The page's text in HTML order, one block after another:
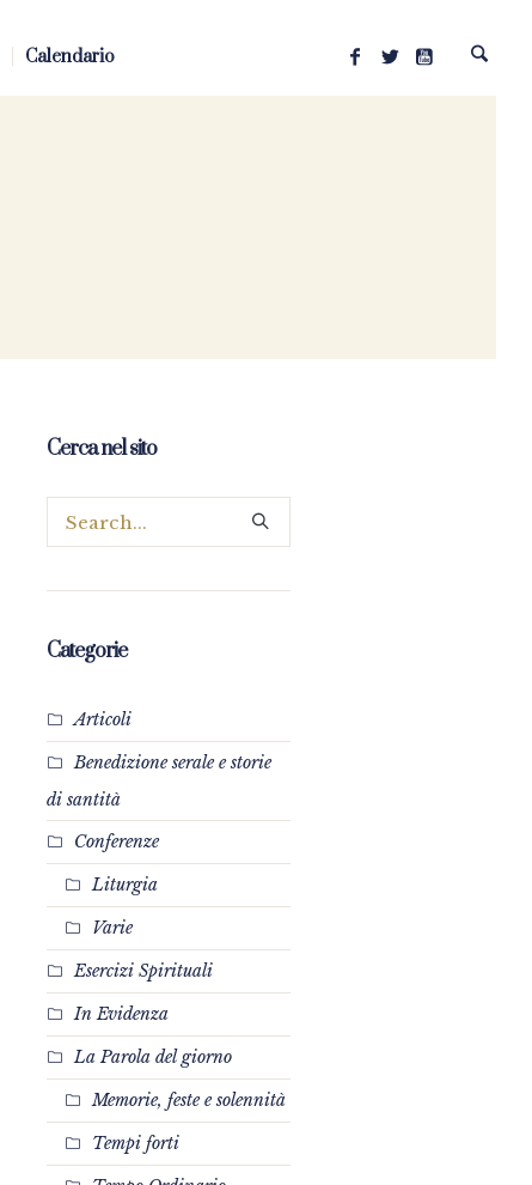
Calendario
Cerca nel sito
Categorie
Articoli
Benedizione serale e storie
di santità
Conferenze
Liturgia
Varie
Esercizi Spirituali
In Evidenza
La Parola del giorno
Memorie, feste e solennità
Tempi forti